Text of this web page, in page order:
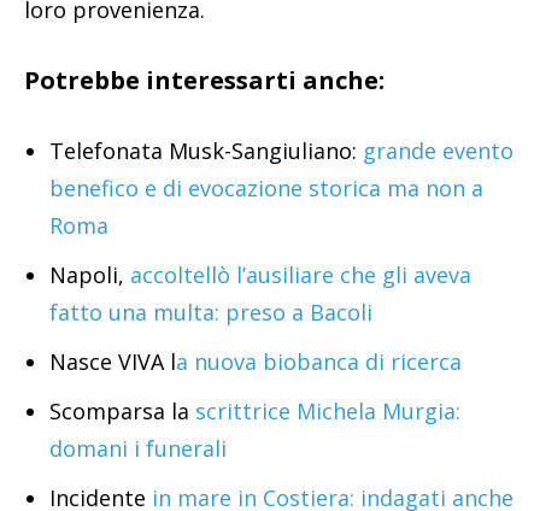
loro provenienza.
Potrebbe interessarti anche:
Telefonata Musk-Sangiuliano: grande evento
benefico e di evocazione storica ma non a
Roma
Napoli, accoltellò l’ausiliare che gli aveva
fatto una multa: preso a Bacoli
Nasce VIVA la nuova biobanca di ricerca
Scomparsa la scrittrice Michela Murgia:
domani i funerali
Incidente in mare in Costiera: indagati anche